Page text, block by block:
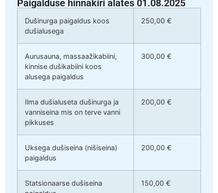
Paigalduse hinnakiri alates 01.08.2025
Dušinurga paigaldus koos
dušialusega
250,00 €
Aurusauna, massaažikabiini,
kinnise dušikabiini koos
alusega paigaldus
300,00 €
Ilma dušialuseta dušinurga ja
vanniseina mis on terve vanni
pikkuses
200,00 €
Uksega dušiseina (nišiseina)
paigaldus
200,00 €
Statsionaarse dušiseina
150,00 €